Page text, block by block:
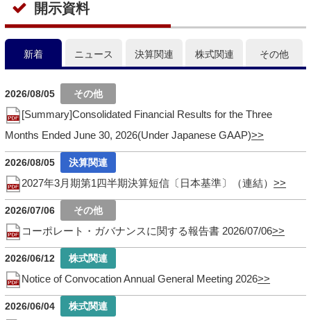
開示資料
新着 ニュース 決算関連 株式関連 その他
2026/08/05
[Summary]Consolidated Financial Results for the Three
Months Ended June 30, 2026(Under Japanese GAAP)
2026/08/05
2027年3月期第1四半期決算短信〔日本基準〕（連結）
2026/07/06
コーポレート・ガバナンスに関する報告書 2026/07/06
2026/06/12
Notice of Convocation Annual General Meeting 2026
2026/06/04